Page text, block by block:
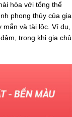
hòa với tổng thể
phong thủy của gia
mắn và tài lộc. Ví dụ,
trong khi gia chủ